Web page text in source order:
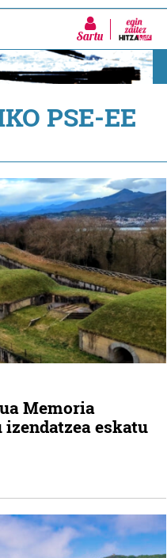
Sartu
PSE-EE
Memoria
eskatu